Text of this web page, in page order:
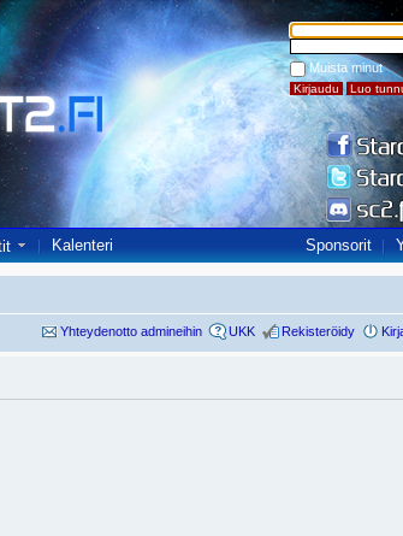
Muista minut
Kalenteri Sponsorit
Yhteydenotto admineihin UKK Rekisteröidy